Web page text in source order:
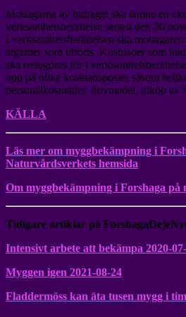
Mottagarna av bidraget ska lämna en
verksamhetsberättelse senast den 30
I verksamhetsberättelsen ska
åtgärder som utförts. Kostnader som
ska redogöras för i
upp på olika kostnadsposter såsom
personalkostnader, drivmedel, inköp av
KÄLLA
Läs mer om myggbekämpning i
Naturvårdsverkets hemsida
Om myggbekämpning i Forshaga på
Tidigare artiklar på
Intensivt arbete att bekämpa 2020-
Myggen igen 2021-08-24
Fladdermöss kan äta tusen mygg i